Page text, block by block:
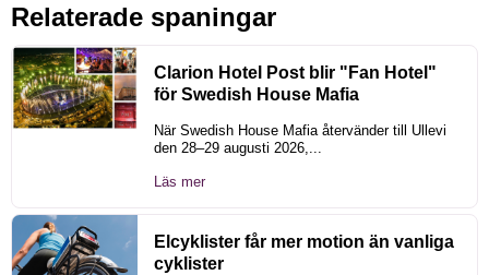
Relaterade spaningar
Clarion Hotel Post blir "Fan Hotel"
för Swedish House Mafia
När Swedish House Mafia återvänder till Ullevi
den 28–29 augusti 2026,...
Läs mer
Elcyklister får mer motion än vanliga
cyklister